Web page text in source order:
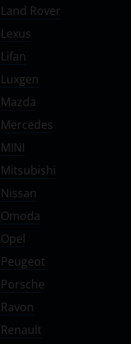
Land Rover
Lexus
Lifan
Luxgen
Mazda
Mercedes
MINI
Mitsubishi
Nissan
Omoda
Opel
Peugeot
Porsche
Ravon
Renault